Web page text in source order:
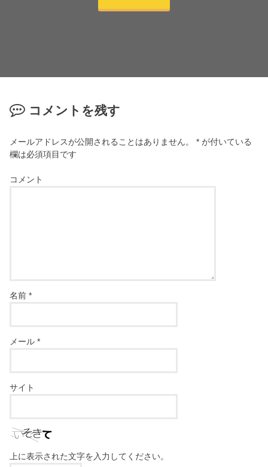
コメントを残す
メールアドレスが公開されることはありません。 * が付いている
欄は必須項目です
コメント
名前*
メール*
サイト
上に表示された文字を入力してください。